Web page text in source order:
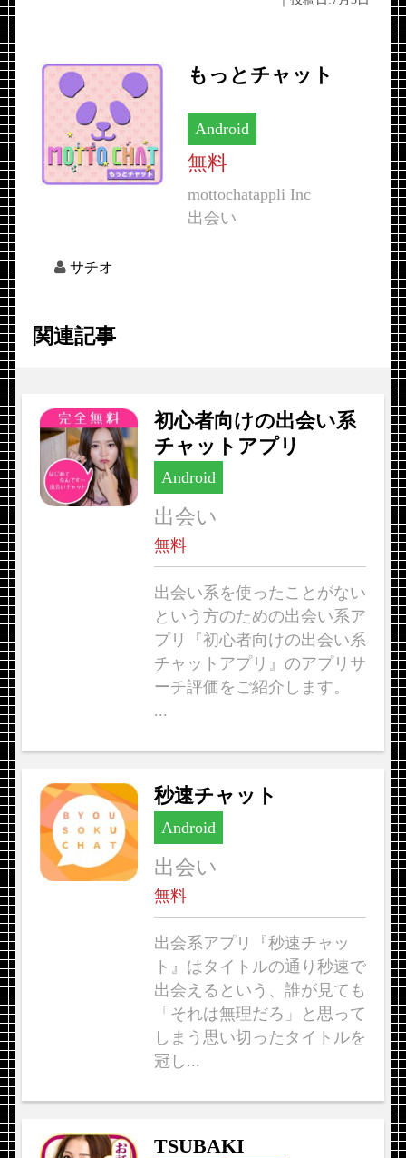
もっとチャット
Android
無料
mottochatappli Inc
出会い
サチオ
関連記事
初心者向けの出会い系
チャットアプリ
Android
出会い
無料
出会い系を使ったことがない
という方のための出会い系ア
プリ『初心者向けの出会い系
チャットアプリ』のアプリサ
ーチ評価をご紹介します。
...
秒速チャット
Android
出会い
無料
出会系アプリ『秒速チャッ
ト』はタイトルの通り秒速で
出会えるという、誰が見ても
「それは無理だろ」と思って
しまう思い切ったタイトルを
冠し...
TSUBAKI